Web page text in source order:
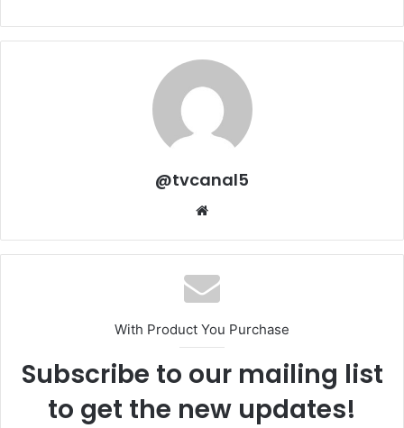
@tvcanal5
With Product You Purchase
Subscribe to our mailing list
to get the new updates!